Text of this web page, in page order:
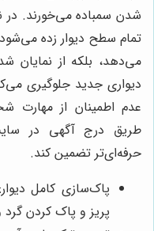
شدن سمباده می‌خورند. در
تمام سطح دیوار زده
می‌دهد، بلکه از نمایان
دیواری جدید جلوگیری
عدم اطمینان از
طریق درج آگهی در
حرفه‌ای‌تر تضمین کند.
پاک‌سازی کامل
پریز و پاک کردن